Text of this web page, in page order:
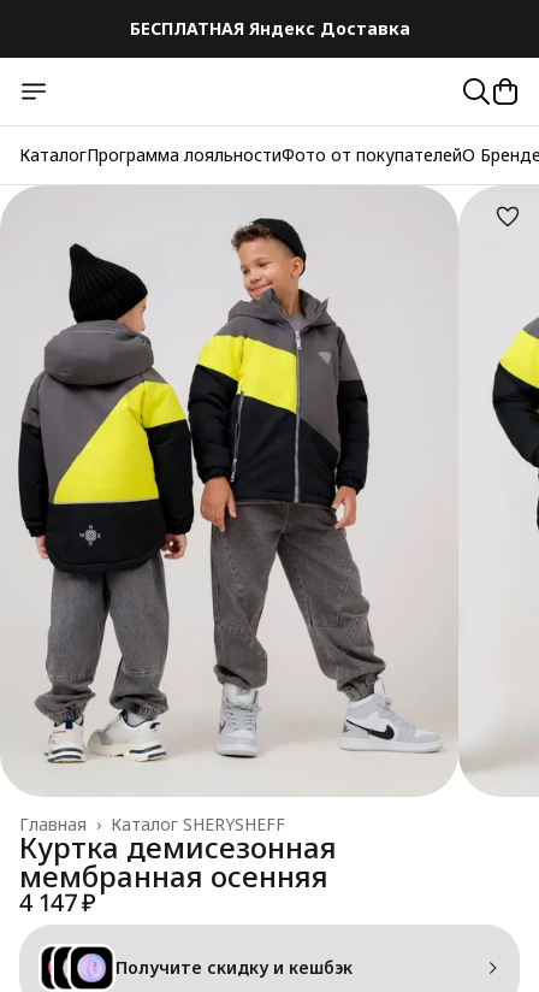
БЕСПЛАТНАЯ Яндекс Доставка
КаталогПрограмма лояльностиФото от покупателейО
Каталог SHERYSHEFF
Главная ›
Куртка демисезонная
мембранная осенняя
4 147 ₽
Получите скидку и кешбэк